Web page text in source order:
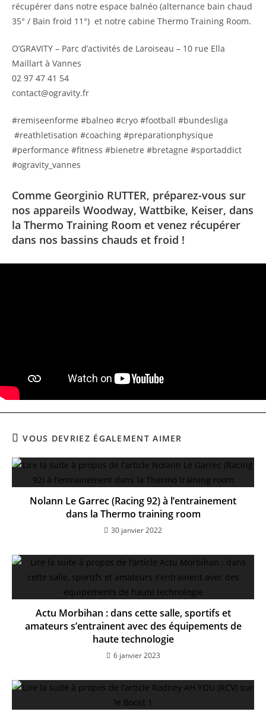
récupérer dans notre espace balnéo (alternance bain chaud
35° / Bain froid 11°) et notre cabine Thermo Training Room.
O’GRAVITY – Parc d’activités de Laroiseau – 10 rue Ella
Maillart à Vannes
02 97 47 41 54
contact@ogravity.fr
#remiseenforme #balneo #cryo #football #bundesliga
#reathletisation #coaching #preparationphysique
#performance #fitness #bienetre #bretagne #sportaddict
#ogravity_vannes
Comme Georginio RUTTER, préparez-vous sur
nos appareils Woodway, Wattbike, Keiser, dans
la Thermo Training Room et venez récupérer
dans nos bassins chauds et froid !
VOUS DEVRIEZ ÉGALEMENT AIMER
Nolann Le Garrec (Racing 92) à l’entrainement
dans la Thermo training room
30 janvier 2022
Actu Morbihan : dans cette salle, sportifs et
amateurs s’entrainent avec des équipements de
haute technologie
6 janvier 2023